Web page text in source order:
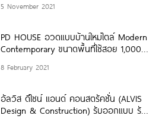
5 November 2021
PD HOUSE อวดแบบบ้านใหม่ไตล์ Modern
Contemporary ขนาดพื้นที่ใช้สอย 1,000
8 February 2021
อัลวิส ดีไซน์ แอนด์ คอนสตรัคชั่น (ALVIS
Design & Construction) รับออกแบบ รับ